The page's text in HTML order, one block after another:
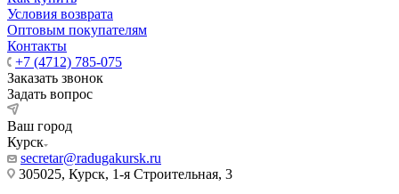
Условия возврата
Оптовым покупателям
Контакты
+7 (4712) 785-075
Заказать звонок
Задать вопрос
Ваш город
Курск
secretar@radugakursk.ru
305025, Курск, 1-я Строительная, 3